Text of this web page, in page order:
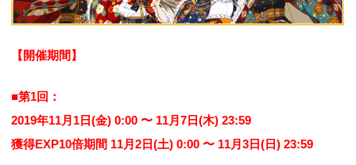
【開催期間】
■第1回：
2019年11月1日(金) 0:00 〜 11月7日(木) 23:59
獲得EXP10倍期間 11月2日(土) 0:00 〜 11月3日(日) 23:59